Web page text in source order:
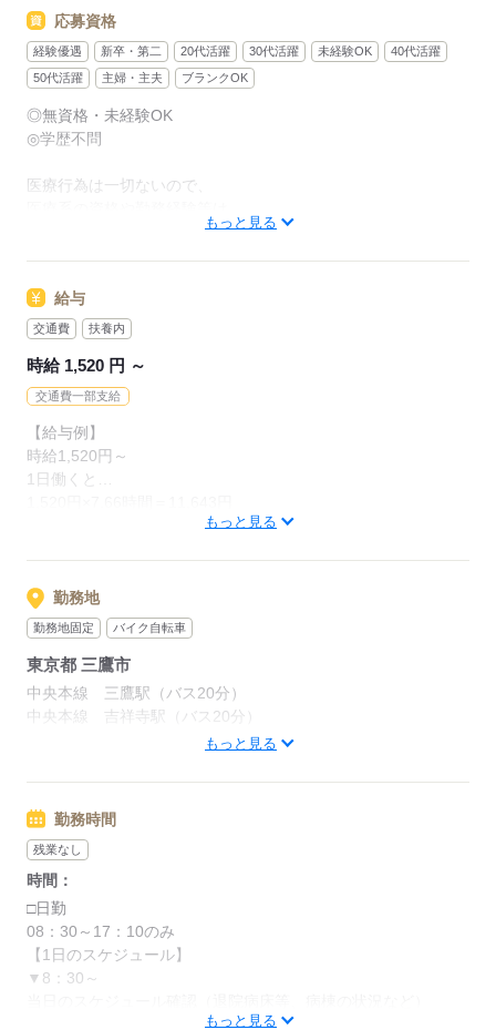
病室から患者さんを診察室まで送り迎え
▼食事の配膳や片付け
お昼ご飯の配膳がメインです
▼看護師さんの補助
看護師さんのお手伝いです
▼赤ちゃんの部屋の
▼赤ちゃんのお風呂のお手伝い・
などです。
資格・経験は問いません
飲食・販売など他業種から転職した方も沢山活躍しています！
応募資格
経験優遇 新卒・第二 20代活躍 30代活躍 未経験OK
40代活躍
50代活躍
主婦・主夫 ブランクOK
◎無資格・未経験OK
◎学歴不問
医療行為は一切ないので、
始められるお仕事となっております。
・資格は無いけど医療の現場で
誰かの役に立ちたい
もっと見る
給与
交通費 扶養内
時給 1,520 円 ～
交通費一部支給
【給与例】
時給1,520円～
1日働くと…
11,643円×22日＝256,146円
※残業代別途支給あり
※交通費別途規定内支給（上限4万円／月）
※2か月の研修期間あり（時給1,250円）
※自転車通勤の場合、
kkw_bcov2106
もっと見る
勤務地
勤務地固定 バイク自転車
東京都 三鷹市
中央本線 三鷹駅（バス20分）
中央本線 吉祥寺駅（バス20分）
京王線 仙川駅（バス15分）もっと見る
勤務時間
残業なし
時間：
□日勤
08：30～17：10のみ
【1日のスケジュール】
▼8：30～
もっと見る